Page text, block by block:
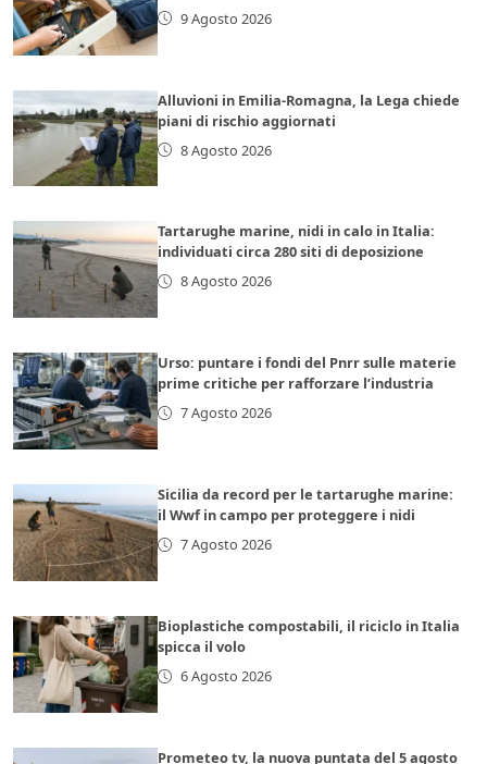
9 Agosto 2026
Alluvioni in Emilia-Romagna, la Lega chiede
piani di rischio aggiornati
8 Agosto 2026
Tartarughe marine, nidi in calo in Italia:
individuati circa 280 siti di deposizione
8 Agosto 2026
Urso: puntare i fondi del Pnrr sulle materie
prime critiche per rafforzare l’industria
7 Agosto 2026
Sicilia da record per le tartarughe marine:
il Wwf in campo per proteggere i nidi
7 Agosto 2026
Bioplastiche compostabili, il riciclo in Italia
spicca il volo
6 Agosto 2026
Prometeo tv, la nuova puntata del 5 agosto